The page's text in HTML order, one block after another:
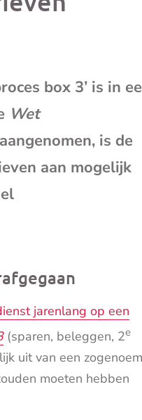
box 3’ is in
Wet
is de
aan mogelijk
jarenlang op een
(sparen, beleggen, 2e
uit van een
moeten hebben